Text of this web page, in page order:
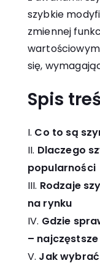
szybkie
zmiennej
się,
Spis
Co to są
Dlaczego
popularności
Rodzaje
na rynku
Gdzie
–
Jak